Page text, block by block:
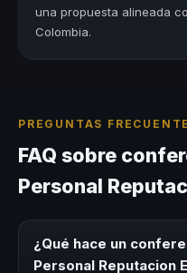
una propuesta alineada
Colombia.
PREGUNTAS
FAQ sobre
Personal
¿Qué hace un
Personal Reputacion